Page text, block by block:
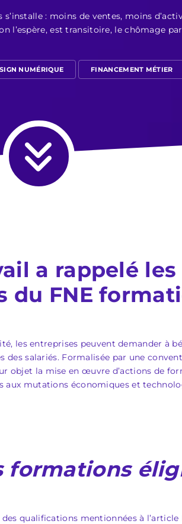
: moins de ventes, moins
l’espère, est transitoire, le chômage
NUMÉRIQUE FINANCEMENT MÉTIER
a rappelé
du FNE
les entreprises peuvent demander à
salariés. Formalisée par une
objet la mise en œuvre d’actions de
aux mutations économiques et
formations
qualifications mentionnées à l’article